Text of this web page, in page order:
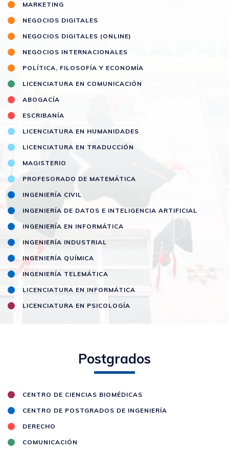
MARKETING
NEGOCIOS DIGITALES
NEGOCIOS DIGITALES (ONLINE)
NEGOCIOS INTERNACIONALES
POLÍTICA, FILOSOFÍA Y ECONOMÍA
LICENCIATURA EN COMUNICACIÓN
ABOGACÍA
ESCRIBANÍA
LICENCIATURA EN HUMANIDADES
LICENCIATURA EN TRADUCCIÓN
MAGISTERIO
PROFESORADO DE MATEMÁTICA
INGENIERÍA CIVIL
INGENIERÍA DE DATOS E INTELIGENCIA ARTIFICIAL
INGENIERÍA EN INFORMÁTICA
INGENIERÍA INDUSTRIAL
INGENIERÍA QUÍMICA
INGENIERÍA TELEMÁTICA
LICENCIATURA EN INFORMÁTICA
LICENCIATURA EN PSICOLOGÍA
Postgrados
CENTRO DE CIENCIAS BIOMÉDICAS
CENTRO DE POSTGRADOS DE INGENIERÍA
DERECHO
COMUNICACIÓN